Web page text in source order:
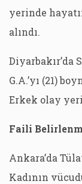
yerinde
alındı.
Diyarbakır’da
G.A.’yı (21)
Erkek olay
Faili
Ankara’da
Kadının